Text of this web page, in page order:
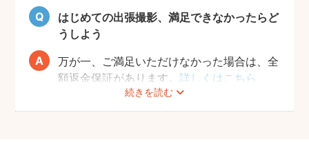
はじめての出張撮影、満足できなかったらど
うしよう
続きを読む
万が一、ご満足いただけなかった場合は、全
額返金保証があります。詳しくはこちら